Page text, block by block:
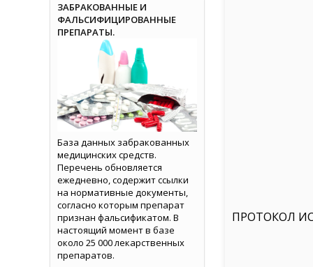
ПРОТОКОЛ
ЗАБРАКОВАННЫЕ И
ФАЛЬСИФИЦИРОВАННЫЕ
ПРЕПАРАТЫ.
База данных забракованных
медицинских средств.
Перечень обновляется
ежедневно, содержит ссылки
на нормативные документы,
согласно которым препарат
признан фальсификатом. В
настоящий момент в базе
около 25 000 лекарственных
препаратов.